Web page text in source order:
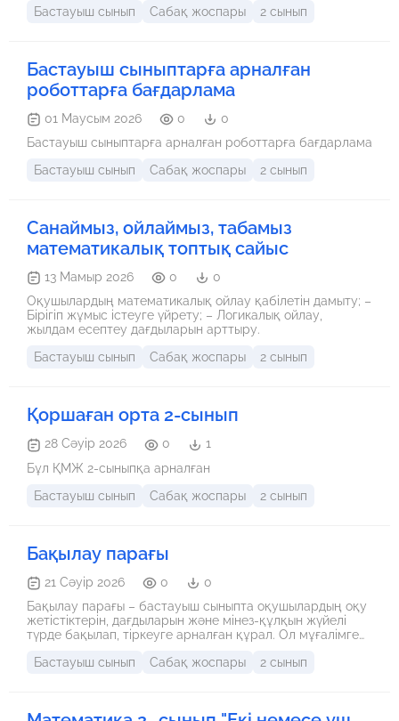
Бастауыш сынып
Сабақ жоспары 2 сынып
Бастауыш сыныптарға арналған
роботтарға бағдарлама
01 Маусым 2026 0
0
Бастауыш сыныптарға арналған роботтарға бағдарлама
Бастауыш сынып
Сабақ жоспары 2 сынып
Санаймыз, ойлаймыз, табамыз
математикалық топтық сайыс
13 Мамыр 2026 0
0
Оқушылардың математикалық ойлау қабілетін дамыту; –
Бірігіп жұмыс істеуге үйрету; – Логикалық ойлау,
жылдам есептеу дағдыларын арттыру.
Бастауыш сынып
Сабақ жоспары 2 сынып
Қоршаған орта 2-сынып
28 Сәуір 2026 0
1
Бұл ҚМЖ 2-сыныпқа арналған
Бастауыш сынып
Сабақ жоспары 2 сынып
Бақылау парағы
21 Сәуір 2026 0
0
Бақылау парағы – бастауыш сыныпта оқушылардың оқу
жетістіктерін, дағдыларын және мінез-құлқын жүйелі
түрде бақылап, тіркеуге арналған құрал. Ол мұғалімге
және даму динамикасын анықтауға көмектеседі.
Бастауыш сынып Сабақ жоспары 2 сынып